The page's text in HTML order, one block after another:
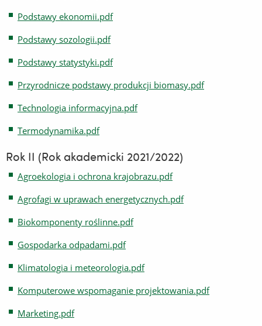
Podstawy ekonomii.pdf
Podstawy sozologii.pdf
Podstawy statystyki.pdf
Przyrodnicze podstawy produkcji biomasy.pdf
Technologia informacyjna.pdf
Termodynamika.pdf
Rok II (Rok akademicki 2021/2022)
Agroekologia i ochrona krajobrazu.pdf
Agrofagi w uprawach energetycznych.pdf
Biokomponenty roślinne.pdf
Gospodarka odpadami.pdf
Klimatologia i meteorologia.pdf
Komputerowe wspomaganie projektowania.pdf
Marketing.pdf